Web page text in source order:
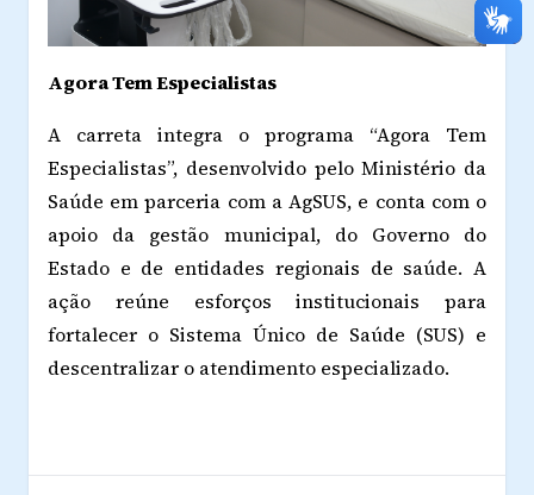
Agora Tem Especialistas
A carreta integra o programa “Agora Tem
Especialistas”, desenvolvido pelo Ministério da
Saúde em parceria com a AgSUS, e conta com o
apoio da gestão municipal, do Governo do
Estado e de entidades regionais de saúde. A
ação reúne esforços institucionais para
fortalecer o Sistema Único de Saúde (SUS) e
descentralizar o atendimento especializado.